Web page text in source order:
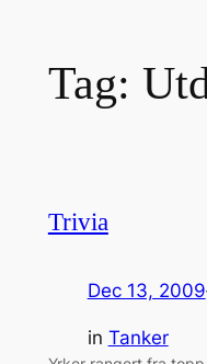
Tag:
Trivia
Dec 13, 2009
in Tanker